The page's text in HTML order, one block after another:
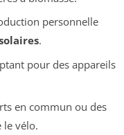
personnelle
.
pour des appareils
en commun ou des
le vélo.